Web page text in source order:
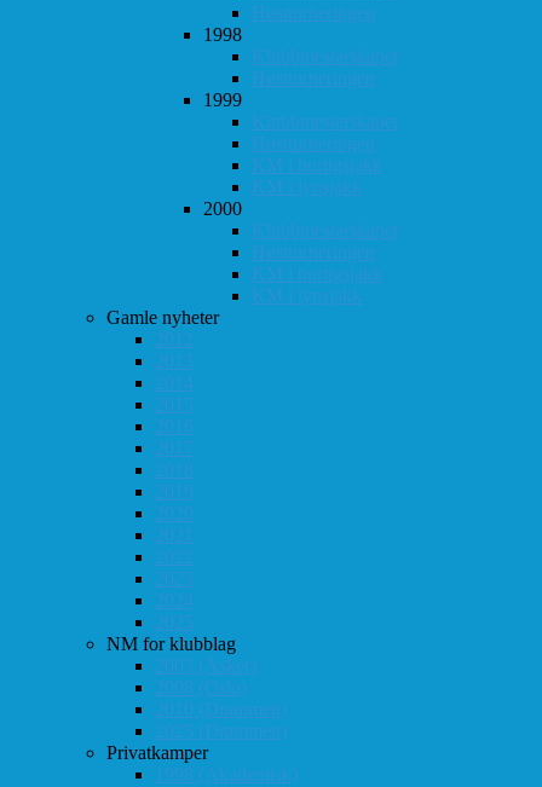
Høstturneringen
1998
Klubbmesterskapet
Høstturneringen
1999
Klubbmesterskapet
Høstturneringen
KM i hurtigsjakk
KM i lynsjakk
2000
Klubbmesterskapet
Høstturneringen
KM i hurtigsjakk
KM i lynsjakk
Gamle nyheter
2012
2013
2014
2015
2016
2017
2018
2019
2020
2021
2022
2023
2024
2025
NM for klubblag
2003 (Asker)
2008 (Oslo)
2010 (Drammen)
2025 (Drammen)
Privatkamper
1998 (Akademisk)